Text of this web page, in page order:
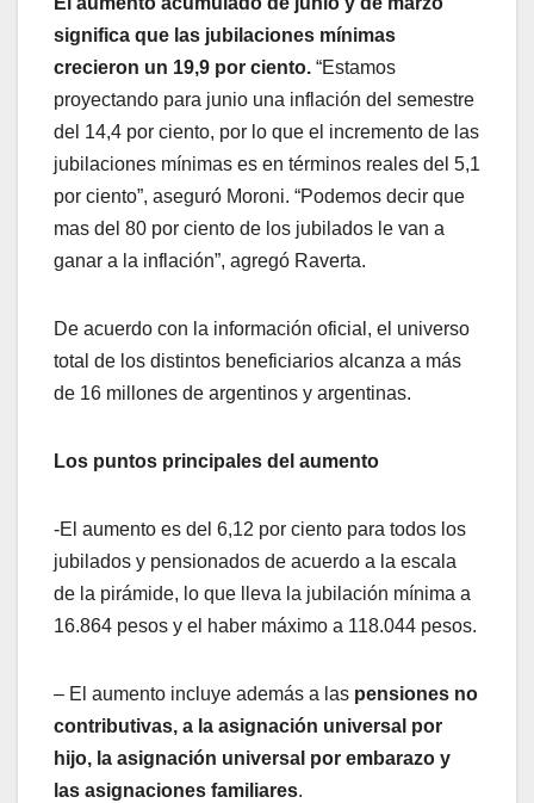
significa que las jubilaciones mínimas
crecieron un 19,9 por ciento. “Estamos
proyectando para junio una inflación del semestre
del 14,4 por ciento, por lo que el incremento de las
jubilaciones mínimas es en términos reales del 5,1
por ciento”, aseguró Moroni. “Podemos decir que
mas del 80 por ciento de los jubilados le van a
ganar a la inflación”, agregó Raverta.
De acuerdo con la información oficial, el universo
total de los distintos beneficiarios alcanza a más
de 16 millones de argentinos y argentinas.
Los puntos principales del aumento
-El aumento es del 6,12 por ciento para todos los
jubilados y pensionados de acuerdo a la escala
de la pirámide, lo que lleva la jubilación mínima a
16.864 pesos y el haber máximo a 118.044 pesos.
– El aumento incluye además a las pensiones no
contributivas, a la asignación universal por
hijo, la asignación universal por embarazo y
las asignaciones familiares.